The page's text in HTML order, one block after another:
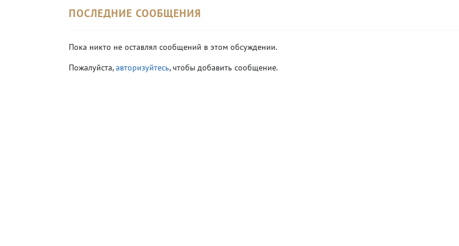
ПОСЛЕДНИЕ СООБЩЕНИЯ
Пока никто не оставлял сообщений в этом обсуждении.
Пожалуйста,авторизуйтесь, чтобы добавить сообщение.